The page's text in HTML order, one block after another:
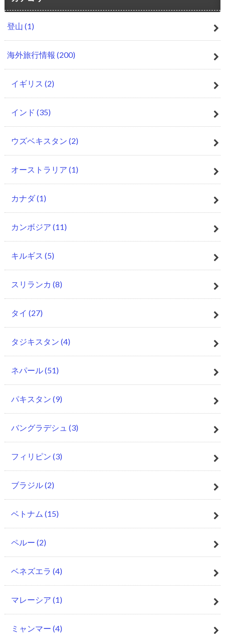
登山 (1)
海外旅行情報 (200)
イギリス (2)
インド (35)
ウズベキスタン (2)
オーストラリア (1)
カナダ(1)
カンボジア (11)
キルギス (5)
スリランカ (8)
タイ (27)
タジキスタン (4)
ネパール(51)
パキスタン (9)
バングラデシュ (3)
フィリピン (3)
ブラジル(2)
ベトナム (15)
ペルー (2)
ベネズエラ (4)
マレーシア (1)
ミャンマー (4)